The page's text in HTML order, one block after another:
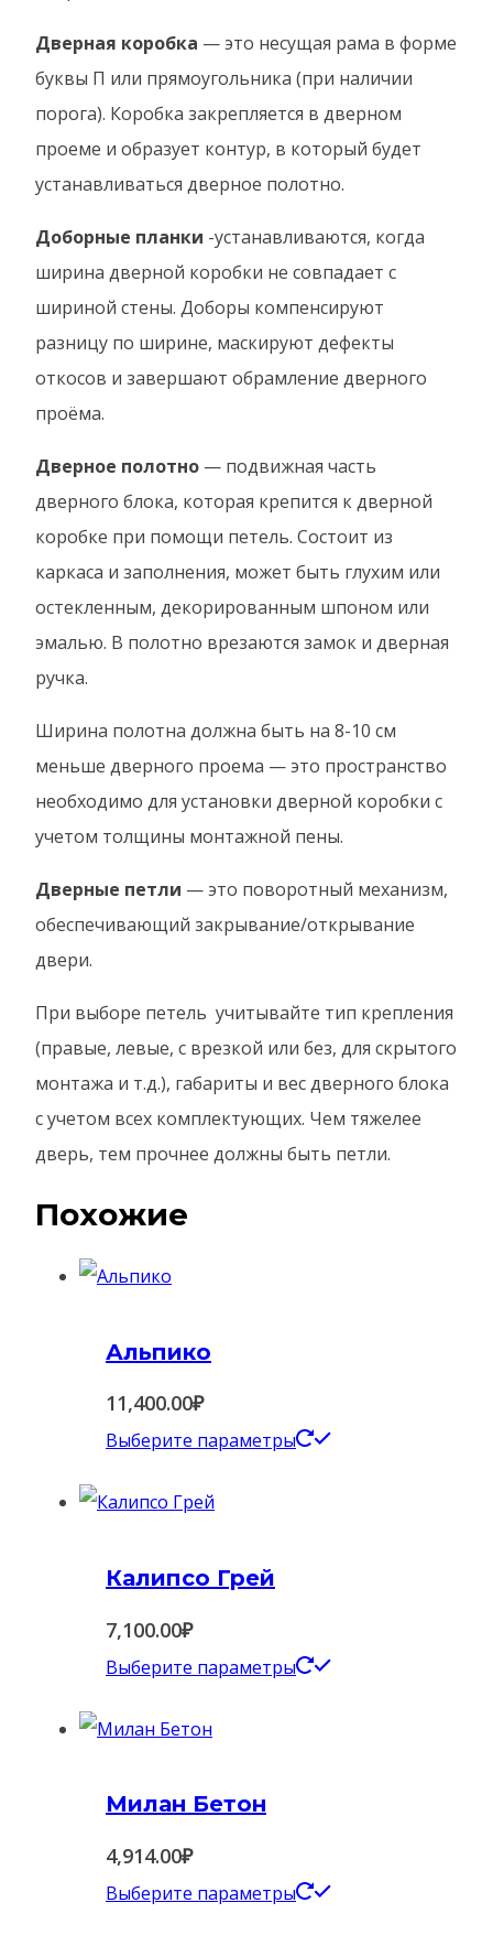
Дверная коробка — это несущая рама в форме
буквы П или прямоугольника (при наличии
порога). Коробка закрепляется в дверном
проеме и образует контур, в который будет
устанавливаться дверное полотно.
Доборные планки -устанавливаются, когда
ширина дверной коробки не совпадает с
шириной стены. Доборы компенсируют
разницу по ширине, маскируют дефекты
откосов и завершают обрамление дверного
проёма.
Дверное полотно — подвижная часть
дверного блока, которая крепится к дверной
коробке при помощи петель. Состоит из
каркаса и заполнения, может быть глухим или
остекленным, декорированным шпоном или
эмалью. В полотно врезаются замок и дверная
ручка.
Ширина полотна должна быть на 8-10 см
меньше дверного проема — это пространство
необходимо для установки дверной коробки с
учетом толщины монтажной пены.
Дверные петли — это поворотный механизм,
обеспечивающий закрывание/открывание
двери.
При выборе петель учитывайте тип крепления
(правые, левые, с врезкой или без, для скрытого
монтажа и т.д.), габариты и вес дверного блока
с учетом всех комплектующих. Чем тяжелее
дверь, тем прочнее должны быть петли.
Похожие
Альпико
11,400.00₽
Выберите параметры
Этот
Калипсо Грей
7,100.00₽
Выберите параметры
Этот
Милан Бетон
4,914.00₽
Выберите параметры
Этот